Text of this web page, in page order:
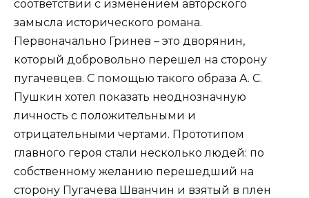
соответствии с изменением авторского
замысла исторического романа.
Первоначально Гринев – это дворянин,
который добровольно перешел на сторону
пугачевцев. С помощью такого образа А. С.
Пушкин хотел показать неоднозначную
личность с положительными и
отрицательными чертами. Прототипом
главного героя стали несколько людей: по
собственному желанию перешедший на
сторону Пугачева Шванчин и взятый в плен